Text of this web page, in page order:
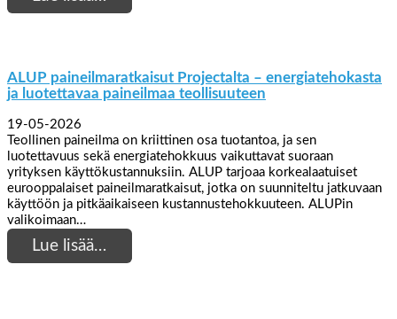
ALUP paineilmaratkaisut Projectalta – energiatehokasta
ja luotettavaa paineilmaa teollisuuteen
19-05-2026
Teollinen paineilma on kriittinen osa tuotantoa, ja sen
luotettavuus sekä energiatehokkuus vaikuttavat suoraan
yrityksen käyttökustannuksiin. ALUP tarjoaa korkealaatuiset
eurooppalaiset paineilmaratkaisut, jotka on suunniteltu jatkuvaan
käyttöön ja pitkäaikaiseen kustannustehokkuuteen. ALUPin
valikoimaan…
Lue lisää…